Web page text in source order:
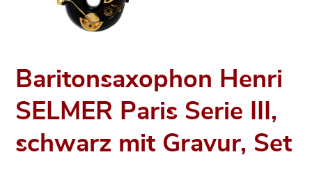
Baritonsaxophon Henri
SELMER Paris Serie III,
schwarz mit Gravur, Set